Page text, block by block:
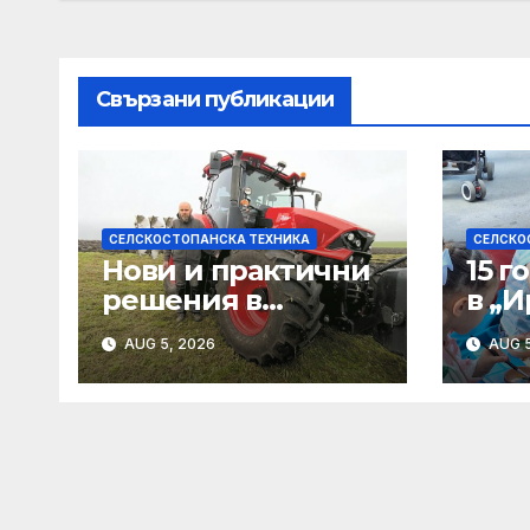
Свързани публикации
СЕЛСКОСТОПАНСКА ТЕХНИКА
Нови и практични
решения в
техниката
AUG 5, 2026
15
в
на
AUG